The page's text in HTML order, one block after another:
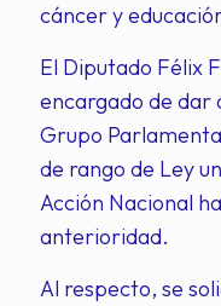
cáncer y
El Diputado Félix
encargado de dar
Grupo
de rango de Ley
Acción Nacional
anterioridad.
Al respecto, se